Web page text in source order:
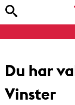
Du har
Vinster